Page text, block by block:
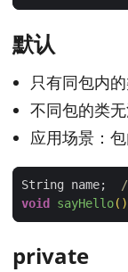
默认
只有同包内
不同包的类
应用场景：
String name;
void
sayHello()
private